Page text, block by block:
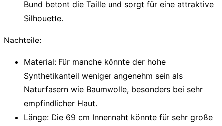
Bund betont die Taille und sorgt für eine attraktive
Silhouette.
Nachteile:
Material: Für manche könnte der hohe
Synthetikanteil weniger angenehm sein als
Naturfasern wie Baumwolle, besonders bei sehr
empfindlicher Haut.
Länge: Die 69 cm Innennaht könnte für sehr große